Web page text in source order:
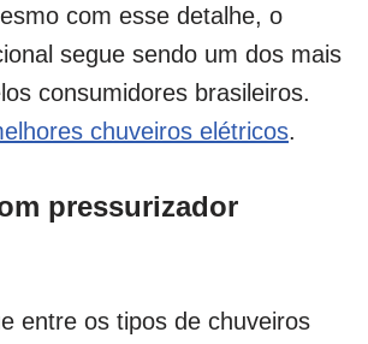
com esse detalhe, o
segue sendo um dos mais
consumidores brasileiros.
chuveiros elétricos.
pressurizador
entre os tipos de chuveiros